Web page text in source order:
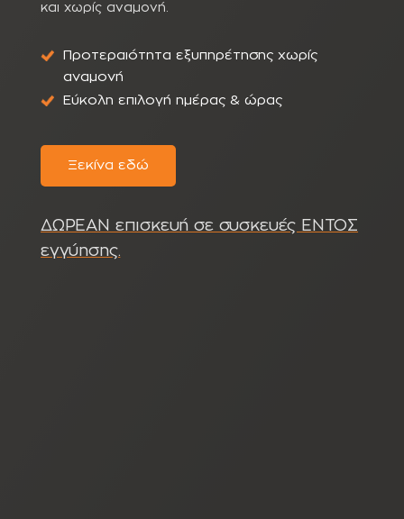
και χωρίς αναμονή.
Προτεραιότητα εξυπηρέτησης χωρίς
αναμονή
Εύκολη επιλογή ημέρας & ώρας
Ξεκίνα εδώ
ΔΩΡΕΑΝ επισκευή σε συσκευές ΕΝΤΟΣ
εγγύησης.